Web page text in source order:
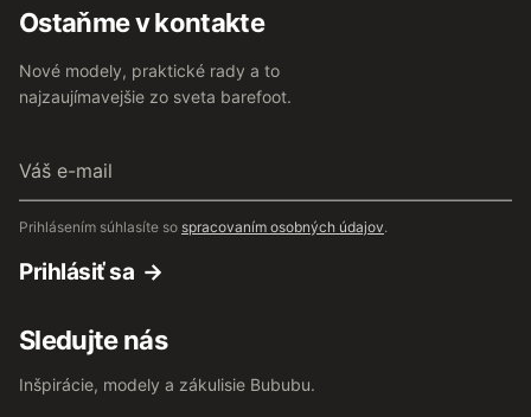
Ostaňme v kontakte
Nové modely, praktické rady a to
najzaujímavejšie zo sveta barefoot.
e-
mail
Prihlásením súhlasíte so spracovaním osobných údajov.
Prihlásiť sa
Sledujte nás
Inšpirácie, modely a zákulisie Bububu.